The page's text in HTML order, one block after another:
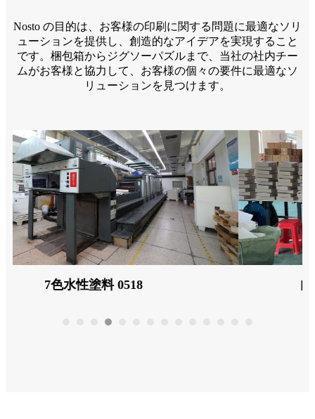
Nosto の目的は、お客様の印刷に関する問題に最適なソリ
ューションを提供し、創造的なアイデアを実現すること
です。梱包箱からジグソーパズルまで、当社の社内チー
ムがお客様と協力して、お客様の個々の要件に最適なソ
リューションを見つけます。
自動フォルダーグルア機 0518